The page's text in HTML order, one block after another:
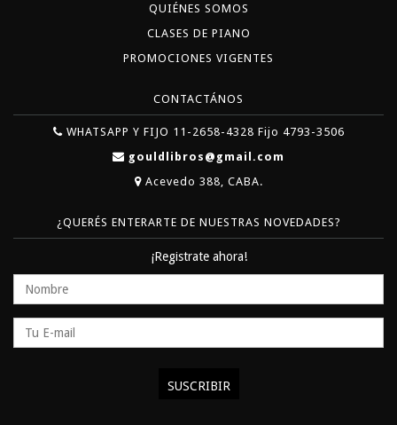
QUIÉNES SOMOS
CLASES DE PIANO
PROMOCIONES VIGENTES
CONTACTÁNOS
WHATSAPP Y FIJO 11-2658-4328 Fijo 4793-3506
gouldlibros@gmail.com
Acevedo 388, CABA.
¿QUERÉS ENTERARTE DE NUESTRAS NOVEDADES?
¡Registrate ahora!